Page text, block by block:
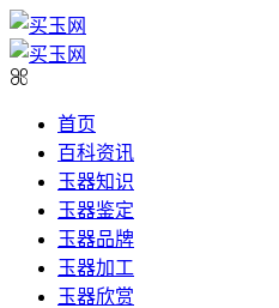
首页
百科资讯
玉器知识
玉器鉴定
玉器品牌
玉器加工
玉器欣赏